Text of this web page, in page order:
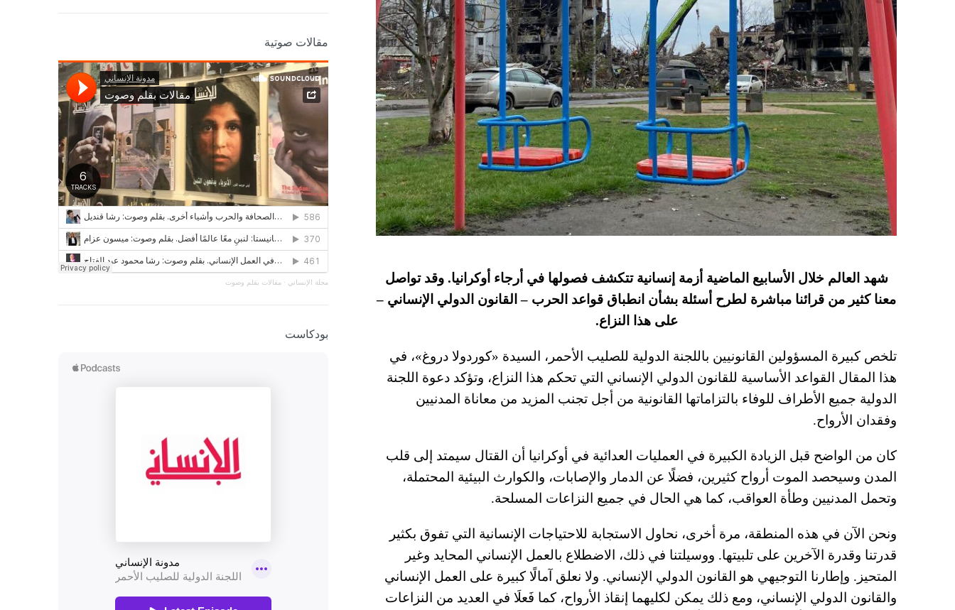
شهد العالم خلال الأسابيع الماضية أزمة إنسانية تتكشف فصولها في أرجاء أوكرانيا. وقد تواصل
معنا كثير من قرائنا مباشرة لطرح أسئلة بشأن انطباق قواعد الحرب – القانون الدولي الإنساني –
على هذا النزاع.
تلخص كبيرة المسؤولين القانونيين باللجنة الدولية للصليب الأحمر، السيدة «كوردولا دروغ»، في
هذا المقال القواعد الأساسية للقانون الدولي الإنساني التي تحكم هذا النزاع، وتؤكد دعوة اللجنة
الدولية جميع الأطراف للوفاء بالتزاماتها القانونية من أجل تجنب المزيد من معاناة المدنيين
وفقدان الأرواح.
كان من الواضح قبل الزيادة الكبيرة في العمليات العدائية في أوكرانيا أن القتال سيمتد إلى قلب
المدن وسيحصد الموت أرواح كثيرين، فضلًا عن الدمار والإصابات، والكوارث البيئية المحتملة،
وتحمل المدنيين وطأة العواقب، كما هي الحال في جميع النزاعات المسلحة.
ونحن الآن في هذه المنطقة، مرة أخرى، نحاول الاستجابة للاحتياجات الإنسانية التي تفوق بكثير
قدرتنا وقدرة الآخرين على تلبيتها. ووسيلتنا في ذلك، الاضطلاع بالعمل الإنساني المحايد وغير
المتحيز. وإطارنا التوجيهي هو القانون الدولي الإنساني. ولا نعلق آمالًا كبيرة على العمل الإنساني
والقانون الدولي الإنساني، ومع ذلك يمكن لكليهما إنقاذ الأرواح، كما فَعلَا في العديد من النزاعات
مقالات صوتية
مجلة الإنساني · مقالات بقلم وصوت
بودكاست